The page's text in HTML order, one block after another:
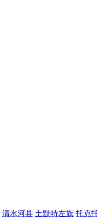
清水河县 土默特左旗 托克